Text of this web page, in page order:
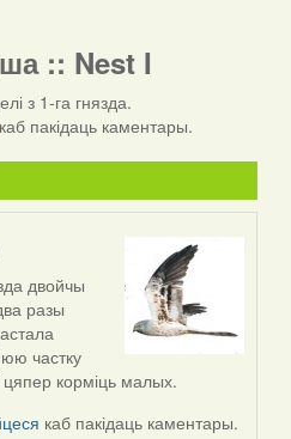
:: Nest I
з 1-га гнязда.
каб пакідаць каментары.
двойчы
разы
частку
цяпер корміць малых.
каб пакідаць каментары.